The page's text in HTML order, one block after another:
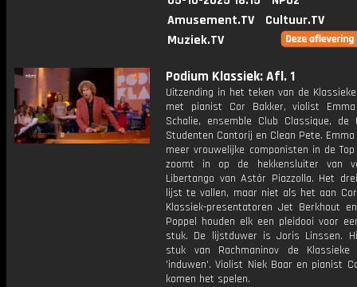
Amusement.TV
Cultuur.TV
Muziek.TV
Podium Klassiek: Afl. 1
Uitzending in het teken van de
met pianist Cor Bakker, violist
Schalie, ensemble Club Classique, de
Studenten Cantorij en Clean Pete.
meer vrouwelijke componisten in de
zoomt in op de hekkensluiter van
Libertango van Astór Piazzolla. Het
lijst te vallen, maar niet als het aan
Klassiek-presentatoren Jet Berkhout
Poppel houden elk een pleidooi voor
stuk. De lijstduwer is Joris Linssen.
stuk van Rachmaninov de
'induwen'. Violist Niek Baar en pianist
komen het spelen.